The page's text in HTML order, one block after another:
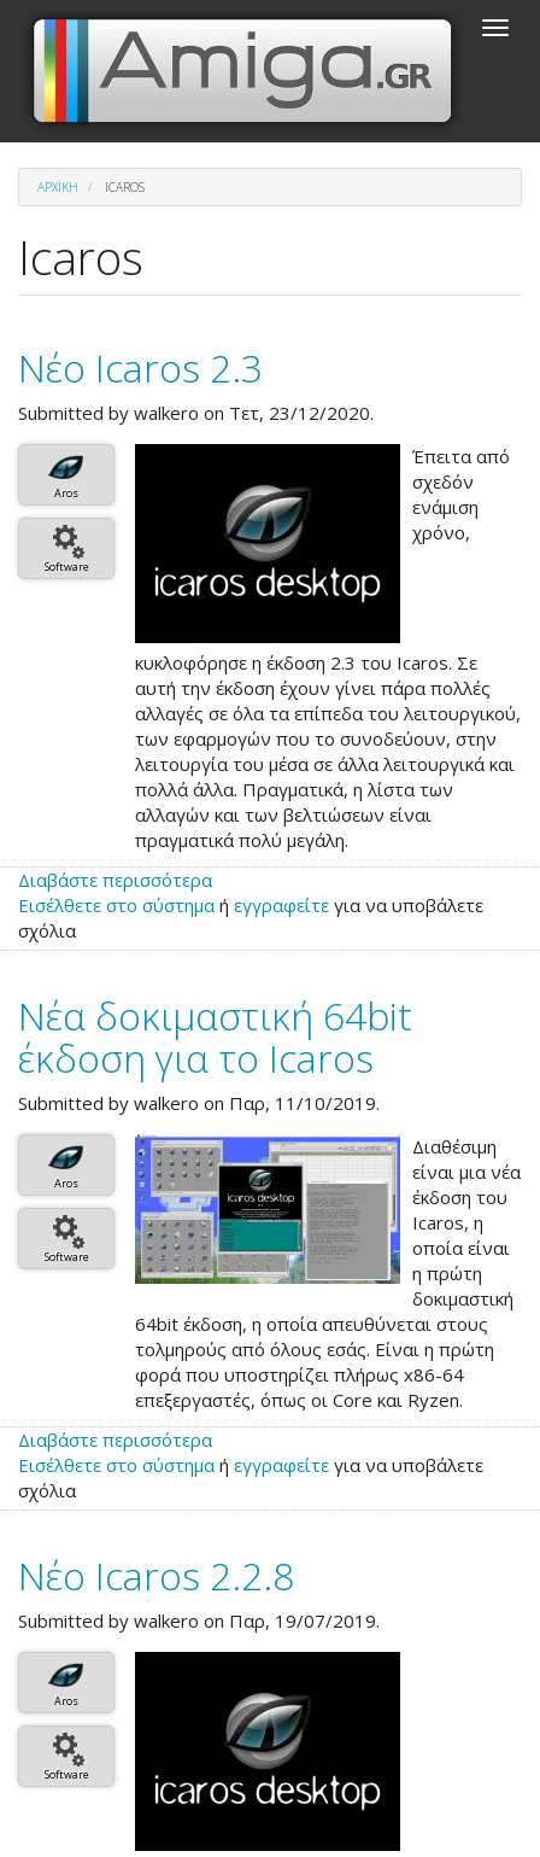
Παράκαμψη
κυρίως
περιεχόμενο
Toggle
ΑΡΧΙΚΉ ICAROS
Icaros
Νέο Icaros 2.3
Submitted by walkero on Τετ, 23/12/2020.
Aros
Software
Έπειτα από
σχεδόν
ενάμιση
χρόνο,
κυκλοφόρησε η έκδοση 2.3 του Icaros. Σε
αυτή την έκδοση έχουν γίνει πάρα πολλές
αλλαγές σε όλα τα επίπεδα του λειτουργικού,
των εφαρμογών που το συνοδεύουν, στην
λειτουργία του μέσα σε άλλα λειτουργικά και
πολλά άλλα. Πραγματικά, η λίστα των
αλλαγών και των βελτιώσεων είναι
πραγματικά πολύ μεγάλη.
Διαβάστε περισσότερα
το
Icaros
Εισέλθετε στο σύστημα ή εγγραφείτε για να υποβάλετε
σχόλια
Νέα δοκιμαστική 64bit
έκδοση για το Icaros
Submitted by walkero on Παρ, 11/10/2019.
Aros
Software
Διαθέσιμη
είναι μια νέα
έκδοση του
Icaros, η
οποία είναι
η πρώτη
δοκιμαστική
64bit έκδοση, η οποία απευθύνεται στους
τολμηρούς από όλους εσάς. Είναι η πρώτη
φορά που υποστηρίζει πλήρως x86-64
επεξεργαστές, όπως οι Core και Ryzen.
Διαβάστε περισσότερα
το
δοκιμαστική
έκδοση
για
το
Εισέλθετε στο σύστημα ή εγγραφείτε για να υποβάλετε
σχόλια
Νέο Icaros 2.2.8
Submitted by walkero on Παρ, 19/07/2019.
Aros
Software